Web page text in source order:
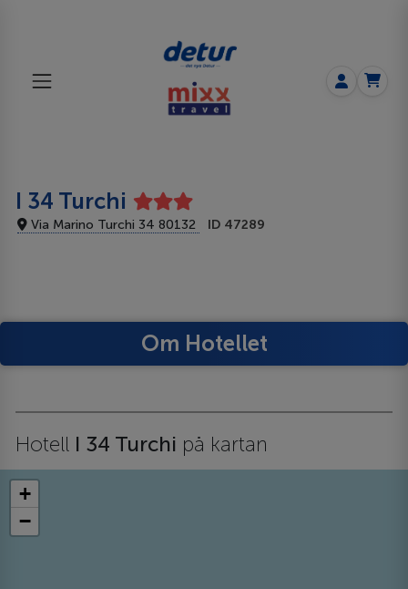
I 34 Turchi
Via Marino Turchi 34 80132 ID 47289
Om Hotellet
Hotell I 34 Turchi på kartan
+
−